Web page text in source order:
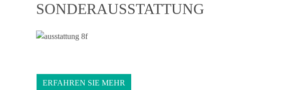
SONDERAUSSTATTUNG
ERFAHREN SIE MEHR